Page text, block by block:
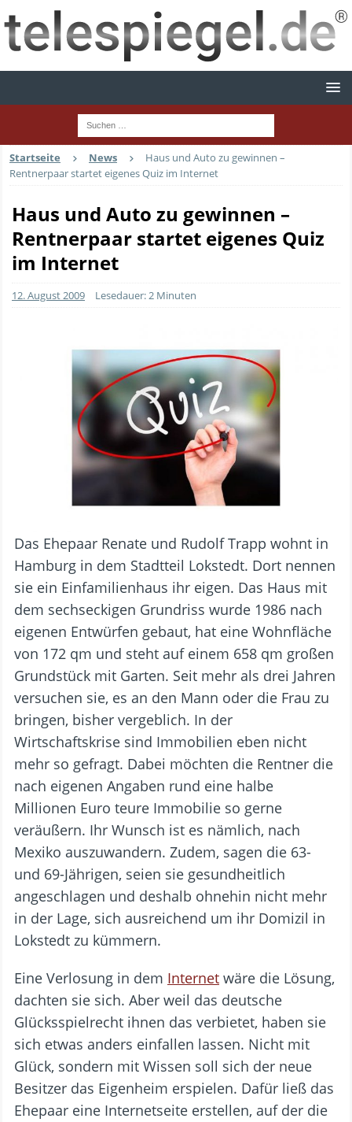
Startseite News
Haus und Auto zu gewinnen –
Rentnerpaar startet eigenes Quiz im Internet
Haus und Auto zu gewinnen –
Rentnerpaar startet eigenes Quiz
im Internet
12. August 2009 Lesedauer: 2 Minuten
Das Ehepaar Renate und Rudolf Trapp wohnt in
Hamburg in dem Stadtteil Lokstedt. Dort nennen
sie ein Einfamilienhaus ihr eigen. Das Haus mit
dem sechseckigen Grundriss wurde 1986 nach
eigenen Entwürfen gebaut, hat eine Wohnfläche
von 172 qm und steht auf einem 658 qm großen
Grundstück mit Garten. Seit mehr als drei Jahren
versuchen sie, es an den Mann oder die Frau zu
bringen, bisher vergeblich. In der
Wirtschaftskrise sind Immobilien eben nicht
mehr so gefragt. Dabei möchten die Rentner die
nach eigenen Angaben rund eine halbe
Millionen Euro teure Immobilie so gerne
veräußern. Ihr Wunsch ist es nämlich, nach
Mexiko auszuwandern. Zudem, sagen die 63-
und 69-Jährigen, seien sie gesundheitlich
angeschlagen und deshalb ohnehin nicht mehr
in der Lage, sich ausreichend um ihr Domizil in
Lokstedt zu kümmern.
Eine Verlosung in dem Internet wäre die Lösung,
dachten sie sich. Aber weil das deutsche
Glücksspielrecht ihnen das verbietet, haben sie
sich etwas anders einfallen lassen. Nicht mit
Glück, sondern mit Wissen soll sich der neue
Besitzer das Eigenheim erspielen. Dafür ließ das
Ehepaar eine Internetseite erstellen, auf der die